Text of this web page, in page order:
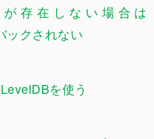
が存在しない場合は
ックされない
を使う